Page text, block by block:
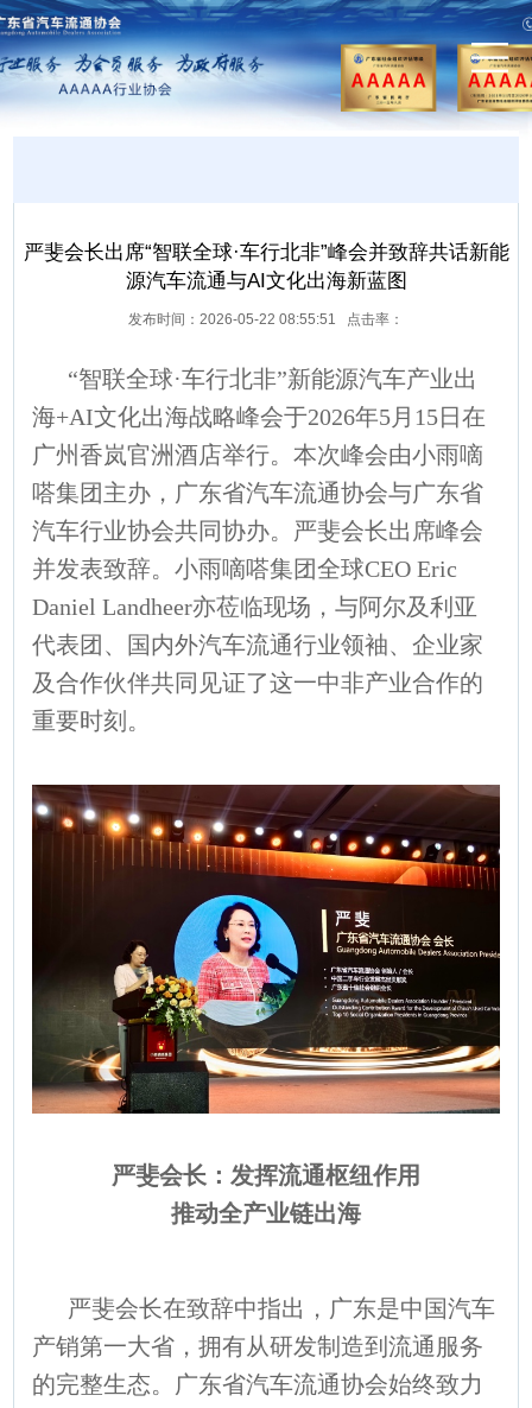
严斐会长出席“智联全球·车行北非”峰会并致辞共话新能
源汽车流通与AI文化出海新蓝图
发布时间：2026-05-22 08:55:51 点击率：
“智联全球·车行北非”新能源汽车产业出
海+AI文化出海战略峰会于2026年5月15日在
广州香岚官洲酒店举行。本次峰会由小雨嘀
嗒集团主办，广东省汽车流通协会与广东省
汽车行业协会共同协办。严斐会长出席峰会
并发表致辞。小雨嘀嗒集团全球CEO Eric
Daniel Landheer亦莅临现场，与阿尔及利亚
代表团、国内外汽车流通行业领袖、企业家
及合作伙伴共同见证了这一中非产业合作的
重要时刻。
严斐会长：发挥流通枢纽作用
推动全产业链出海
严斐会长在致辞中指出，广东是中国汽车
产销第一大省，拥有从研发制造到流通服务
的完整生态。广东省汽车流通协会始终致力